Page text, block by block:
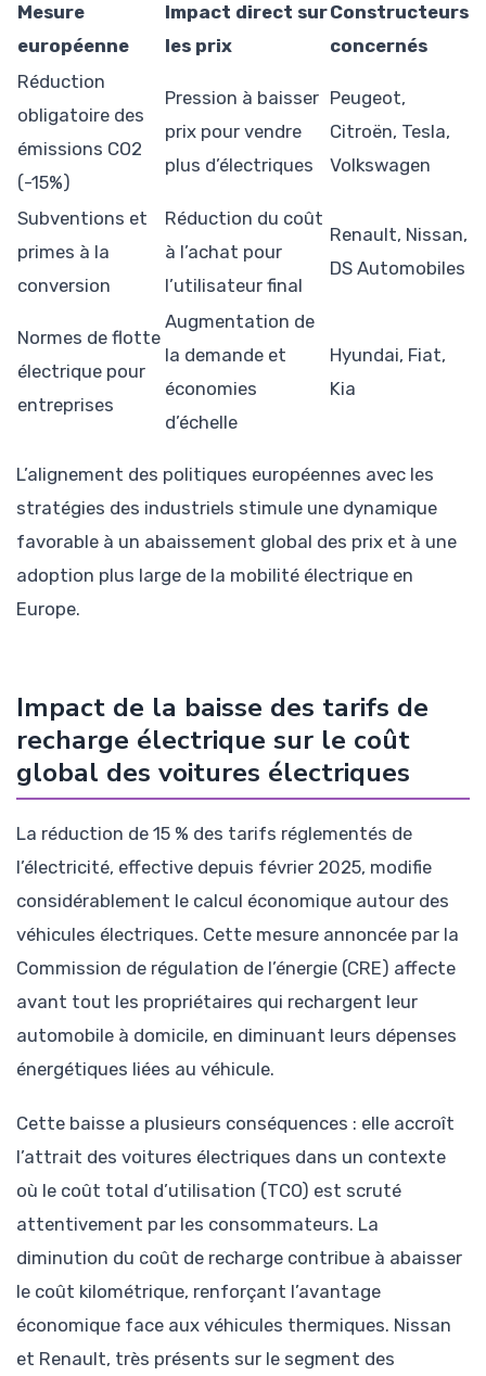
Mesure
européenne
Impact direct sur
les prix
Constructeurs
concernés
Réduction
obligatoire des
émissions CO2
(-15%)
Pression à baisser
prix pour vendre
plus d’électriques
Peugeot,
Citroën, Tesla,
Volkswagen
Subventions et
primes à la
conversion
Réduction du coût
à l’achat pour
l’utilisateur final
Renault, Nissan,
DS Automobiles
Normes de flotte
électrique pour
entreprises
Augmentation de
la demande et
économies
d’échelle
Hyundai, Fiat,
Kia
L’alignement des politiques européennes avec les
stratégies des industriels stimule une dynamique
favorable à un abaissement global des prix et à une
adoption plus large de la mobilité électrique en
Europe.
Impact de la baisse des tarifs de
recharge électrique sur le coût
global des voitures électriques
La réduction de 15 % des tarifs réglementés de
l’électricité, effective depuis février 2025, modifie
considérablement le calcul économique autour des
véhicules électriques. Cette mesure annoncée par la
Commission de régulation de l’énergie (CRE) affecte
avant tout les propriétaires qui rechargent leur
automobile à domicile, en diminuant leurs dépenses
énergétiques liées au véhicule.
Cette baisse a plusieurs conséquences : elle accroît
l’attrait des voitures électriques dans un contexte
où le coût total d’utilisation (TCO) est scruté
attentivement par les consommateurs. La
diminution du coût de recharge contribue à abaisser
le coût kilométrique, renforçant l’avantage
économique face aux véhicules thermiques. Nissan
et Renault, très présents sur le segment des